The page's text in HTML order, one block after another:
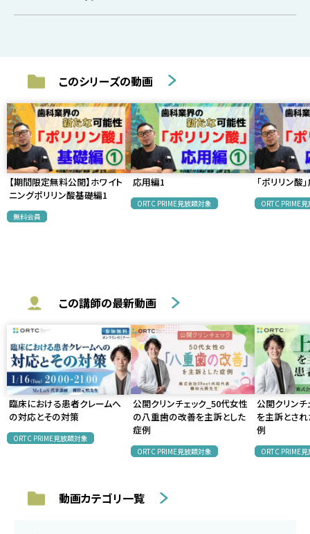
このシリーズの動画
【期間限定無料公開】ホワイト
ニングポリリン酸基礎編1
無料会員
応用編1
ORTC PRIME見放題対象
「ポリリン酸
ORTC PRIME
この講師の最新動画
臨床における患者クレームへ
の対応とその対策
ORTC PRIME見放題対象
公開クリンチェック_50代女性
の八重歯の改善を主訴とした
症例
ORTC PRIME見放題対象
公開クリン
を主訴とさ
例
ORTC PRIME
動画カテゴリ一覧